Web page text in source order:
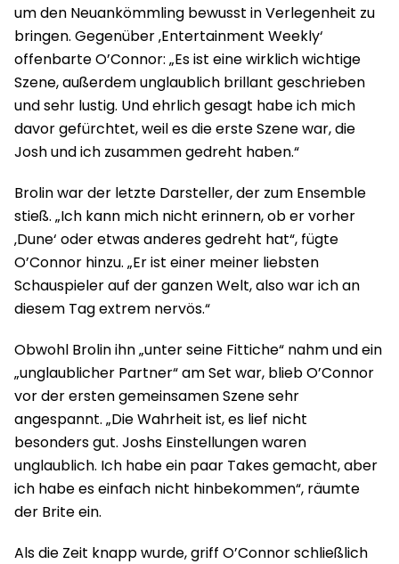
um den Neuankömmling bewusst in Verlegenheit zu
bringen. Gegenüber ‚Entertainment Weekly‘
offenbarte O’Connor: „Es ist eine wirklich wichtige
Szene, außerdem unglaublich brillant geschrieben
und sehr lustig. Und ehrlich gesagt habe ich mich
davor gefürchtet, weil es die erste Szene war, die
Josh und ich zusammen gedreht haben.“
Brolin war der letzte Darsteller, der zum Ensemble
stieß. „Ich kann mich nicht erinnern, ob er vorher
‚Dune‘ oder etwas anderes gedreht hat“, fügte
O’Connor hinzu. „Er ist einer meiner liebsten
Schauspieler auf der ganzen Welt, also war ich an
diesem Tag extrem nervös.“
Obwohl Brolin ihn „unter seine Fittiche“ nahm und ein
„unglaublicher Partner“ am Set war, blieb O’Connor
vor der ersten gemeinsamen Szene sehr
angespannt. „Die Wahrheit ist, es lief nicht
besonders gut. Joshs Einstellungen waren
unglaublich. Ich habe ein paar Takes gemacht, aber
ich habe es einfach nicht hinbekommen“, räumte
der Brite ein.
Als die Zeit knapp wurde, griff O’Connor schließlich